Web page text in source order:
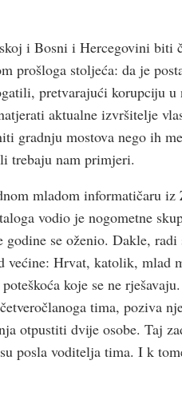
i Bosni i Hercegovini biti
prošloga stoljeća: da je
pretvarajući korupciju
aktualne izvršitelje
gradnju mostova nego ih
trebaju nam primjeri.
mladom informatičaru iz
vodio je nogometne
godine se oženio. Dakle,
većine: Hrvat, katolik, mlad
koje se ne
tima, poziva
otpustiti dvije osobe. Taj
posla voditelja tima. I k